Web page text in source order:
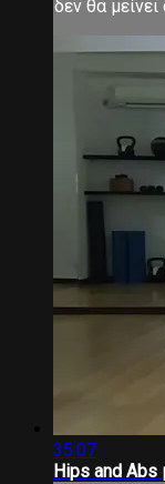
δεν θα
35:07
Hips and Abs